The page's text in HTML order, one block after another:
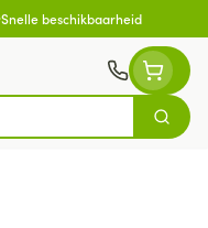
Snelle beschikbaarheid
Zoek